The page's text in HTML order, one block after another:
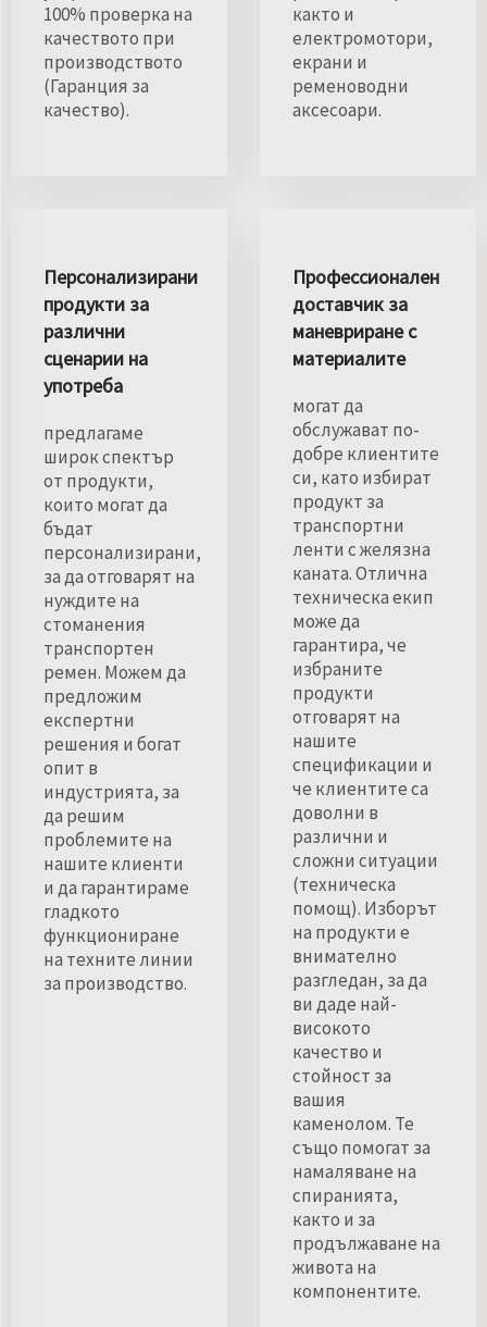
100% проверка на
качеството при
производството
(Гаранция за
качество).
както и
електромотори,
екрани и
ременоводни
аксесоари.
Персонализирани
продукти за
различни
сценарии на
употреба
предлагаме
широк спектър
от продукти,
които могат да
бъдат
персонализирани,
за да отговарят на
нуждите на
стоманения
транспортен
ремен. Можем да
предложим
експертни
решения и богат
опит в
индустрията, за
да решим
проблемите на
нашите клиенти
и да гарантираме
гладкото
функциониране
на техните линии
за производство.
Профессионален
доставчик за
маневриране с
материалите
могат да
обслужават по-
добре клиентите
си, като избират
продукт за
транспортни
ленти с желязна
каната. Отлична
техническа екип
може да
гарантира, че
избраните
продукти
отговарят на
нашите
спецификации и
че клиентите са
доволни в
различни и
сложни ситуации
(техническа
помощ). Изборът
на продукти е
внимателно
разгледан, за да
ви даде най-
високото
качество и
стойност за
вашия
каменолом. Те
също помогат за
намаляване на
спиранията,
както и за
продължаване на
живота на
компонентите.